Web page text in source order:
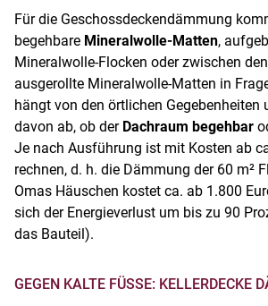
Für die Geschossdeckendämmung
begehbare Mineralwolle-Matten,
Mineralwolle-Flocken oder zwischen
ausgerollte Mineralwolle-Matten in
hängt von den örtlichen Gegebenheiten
davon ab, ob der Dachraum begehbar
Je nach Ausführung ist mit Kosten ab
rechnen, d. h. die Dämmung der 60 m²
Omas Häuschen kostet ca. ab 1.800
sich der Energieverlust um bis zu 90
das Bauteil).
GEGEN KALTE FÜSSE: KELLERDECKE